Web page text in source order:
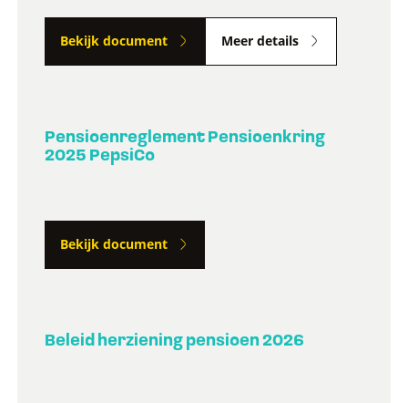
Bekijk document Meer details
Pensioenreglement Pensioenkring
2025 PepsiCo
Bekijk document
Beleid herziening pensioen 2026